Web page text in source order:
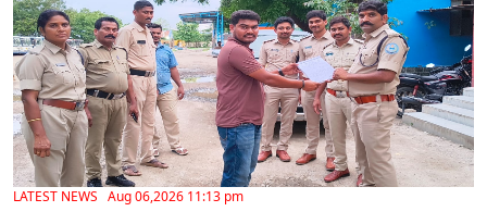
LATEST NEWS Aug 06,2026 11:13 pm